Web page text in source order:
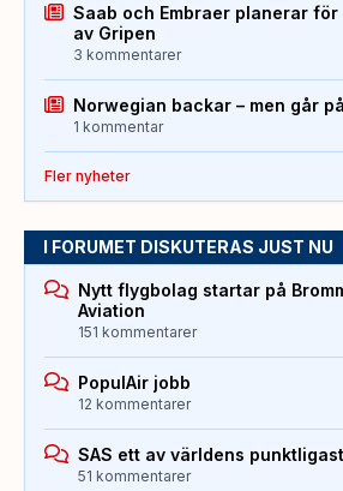
Saab och Embraer planerar
av Gripen
3 kommentarer
Norwegian backar – men går
1 kommentar
Fler nyheter
I FORUMET DISKUTERAS JUST NU
Nytt flygbolag startar på
Aviation
151 kommentarer
PopulAir jobb
12 kommentarer
SAS ett av världens
51 kommentarer